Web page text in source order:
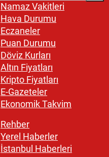
Namaz Vakitleri
Hava Durumu
Eczaneler
Puan Durumu
Döviz Kurları
Altın Fiyatları
Kripto Fiyatları
E-Gazeteler
Ekonomik Takvim
Rehber
Yerel Haberler
İstanbul Haberleri